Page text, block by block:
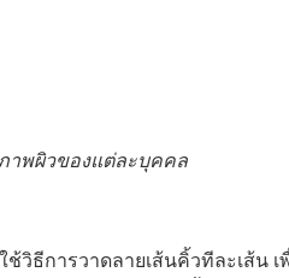
าพผิวของแต่ละบุคคล
วิธีการวาดลายเส้นคิ้วทีละเส้น